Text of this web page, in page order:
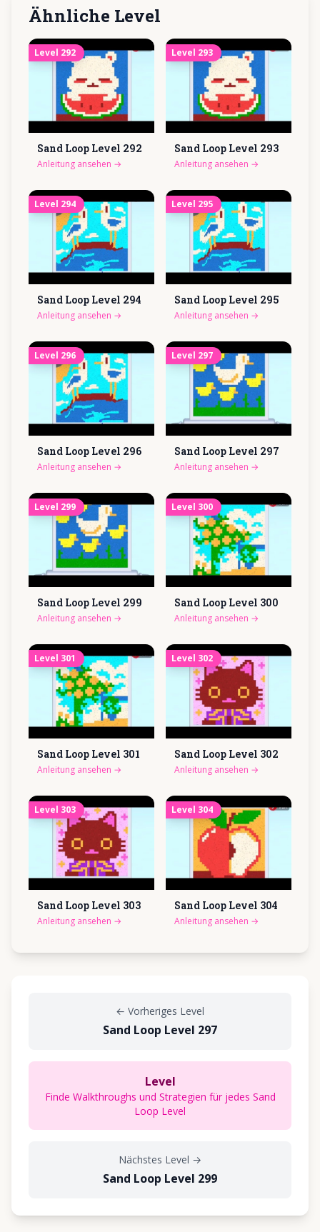
Ähnliche Level
Level 292
Sand Loop Level 292
Anleitung ansehen →
Level 293
Sand Loop Level 293
Anleitung ansehen →
Level 294
Sand Loop Level 294
Anleitung ansehen →
Level 295
Sand Loop Level 295
Anleitung ansehen →
Level 296
Sand Loop Level 296
Anleitung ansehen →
Level 297
Sand Loop Level 297
Anleitung ansehen →
Level 299
Sand Loop Level 299
Anleitung ansehen →
Level 300
Sand Loop Level 300
Anleitung ansehen →
Level 301
Sand Loop Level 301
Anleitung ansehen →
Level 302
Sand Loop Level 302
Anleitung ansehen →
Level 303
Sand Loop Level 303
Anleitung ansehen →
Level 304
Sand Loop Level 304
Anleitung ansehen →
← Vorheriges Level
Sand Loop Level 297
Level
Finde Walkthroughs und Strategien für jedes Sand
Loop Level
Nächstes Level →
Sand Loop Level 299